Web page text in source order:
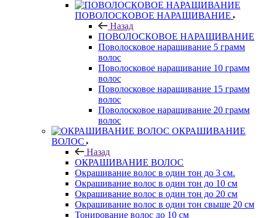
ПОВОЛОСКОВОЕ НАРАЩИВАНИЕ
Назад
ПОВОЛОСКОВОЕ НАРАЩИВАНИЕ
Поволосковое наращивание 5 грамм
волос
Поволосковое наращивание 10 грамм
волос
Поволосковое наращивание 15 грамм
волос
Поволосковое наращивание 20 грамм
волос
ОКРАШИВАНИЕ
ВОЛОС
Назад
ОКРАШИВАНИЕ ВОЛОС
Окрашивание волос в один тон до 3 см.
Окрашивание волос в один тон до 10 см
Окрашивание волос в один тон до 20 см
Окрашивание волос в один тон свыше 20 см
Тонирование волос до 10 см